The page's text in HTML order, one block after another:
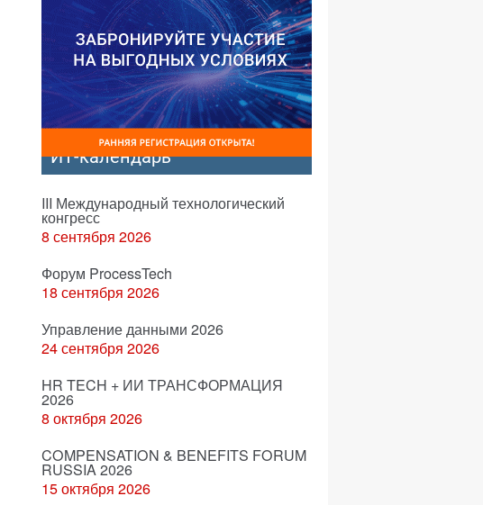
ИТ-календарь
III Международный технологический
конгресс
8 сентября 2026
Форум ProcessTech
18 сентября 2026
Управление данными 2026
24 сентября 2026
HR TECH + ИИ ТРАНСФОРМАЦИЯ
2026
8 октября 2026
COMPENSATION & BENEFITS FORUM
RUSSIA 2026
15 октября 2026